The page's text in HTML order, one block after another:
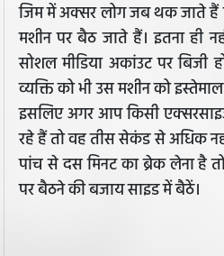
जिम में अक्सर लोग जब थक जाते हैं
मशीन पर बैठ जाते हैं। इतना ही
सोशल मीडिया अकांउट पर बिजी
व्यक्ति को भी उस मशीन को
इसलिए अगर आप किसी
रहे हैं तो वह तीस सेकंड से अधिक
पांच से दस मिनट का ब्रेक लेना है
पर बैठने की बजाय साइड में बैठें।